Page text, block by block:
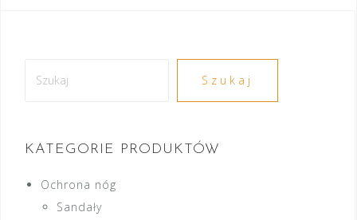
Szukaj
KATEGORIE PRODUKTÓW
Ochrona nóg
Sandały